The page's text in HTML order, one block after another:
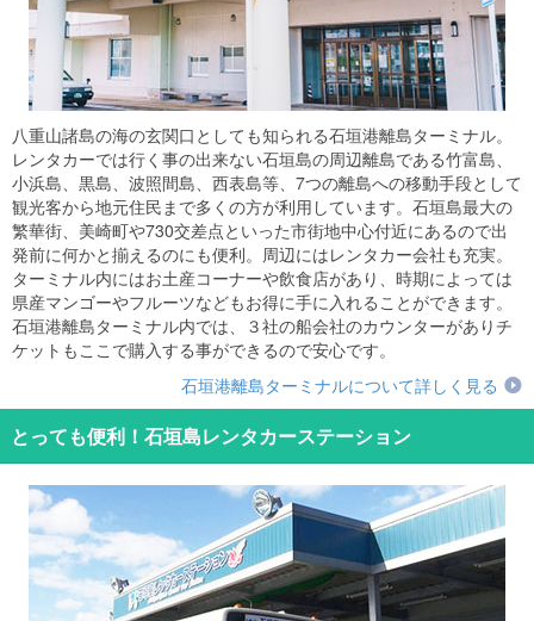
八重山諸島の海の玄関口としても知られる石垣港離島ターミナル。
レンタカーでは行く事の出来ない石垣島の周辺離島である竹富島、
小浜島、黒島、波照間島、西表島等、7つの離島への移動手段として
観光客から地元住民まで多くの方が利用しています。石垣島最大の
繁華街、美崎町や730交差点といった市街地中心付近にあるので出
発前に何かと揃えるのにも便利。周辺にはレンタカー会社も充実。
ターミナル内にはお土産コーナーや飲食店があり、時期によっては
県産マンゴーやフルーツなどもお得に手に入れることができます。
石垣港離島ターミナル内では、３社の船会社のカウンターがありチ
ケットもここで購入する事ができるので安心です。
石垣港離島ターミナルについて詳しく見る
とっても便利！石垣島レンタカーステーション